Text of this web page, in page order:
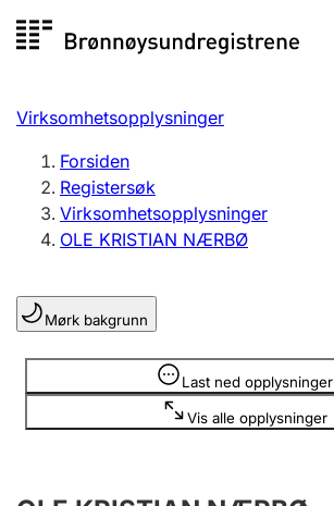
til
Registersøk
Aksjeselskap
Enkeltpersonforetak
Registrere, endre, slette
Lag og forening
Registrere, endre, slette
Virksomhetsopplysninger
Forsiden
Registersøk
Virksomhetsopplysninger
OLE KRISTIAN NÆRBØ
Mørk bakgrunn
Last ned opplysninger
Vis alle opplysninger
Opplysninger er skjult